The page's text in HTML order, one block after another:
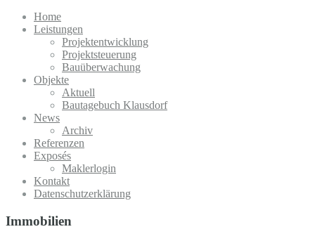
Home
Leistungen
Projektentwicklung
Projektsteuerung
Bauüberwachung
Objekte
Aktuell
Bautagebuch Klausdorf
News
Archiv
Referenzen
Exposés
Maklerlogin
Kontakt
Datenschutzerklärung
Immobilien